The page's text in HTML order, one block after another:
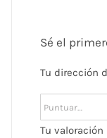
Sé el
Tu dirección
Tu valoración